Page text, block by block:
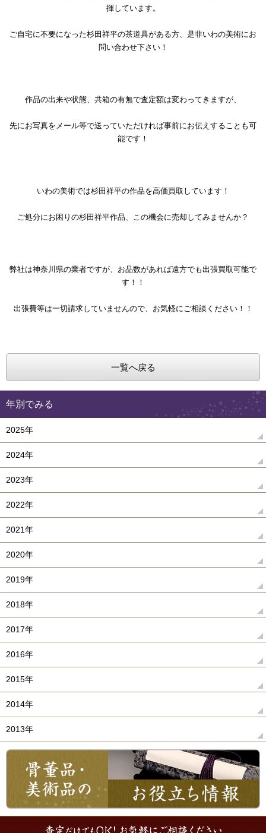
揮しています。
ご自宅に不要になった杉田祥平の茶道具がある方、是非いわの美術にお
問い合わせ下さい！
作品の出来や状態、共箱の有無で査定額は変わってきますが、
先にお写真をメール等で送っていただければ事前にお伝えすることも可
能です！
いわの美術では杉田祥平の作品を高価買取しています！
ご処分にお困りの杉田祥平作品、この機会に売却してみませんか？
弊社は神奈川県の業者ですが、お品数があれば遠方でも出張買取可能で
す！！
出張費等は一切請求していませんので、お気軽にご相談ください！！
一覧へ戻る
年別でみる
2025年
2024年
2023年
2022年
2021年
2020年
2019年
2018年
2017年
2016年
2015年
2014年
2013年